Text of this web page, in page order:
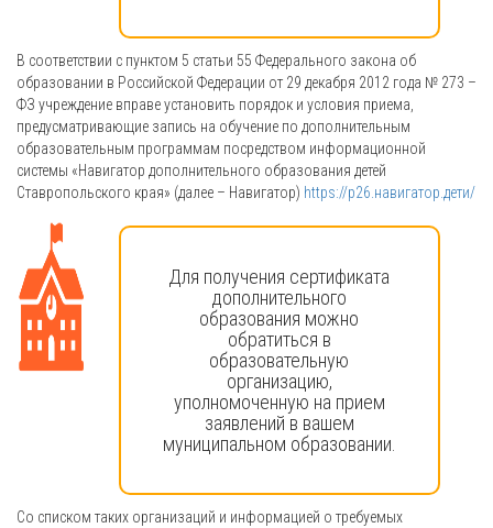
В соответствии с пунктом 5 статьи 55 Федерального закона об
образовании в Российской Федерации от 29 декабря 2012 года № 273 –
ФЗ учреждение вправе установить порядок и условия приема,
предусматривающие запись на обучение по дополнительным
образовательным программам посредством информационной
системы «Навигатор дополнительного образования детей
Ставропольского края» (далее – Навигатор) https://р26.навигатор.дети/
Для получения сертификата
дополнительного
образования можно
обратиться в
образовательную
организацию,
уполномоченную на прием
заявлений в вашем
муниципальном образовании.
Со списком таких организаций и информацией о требуемых